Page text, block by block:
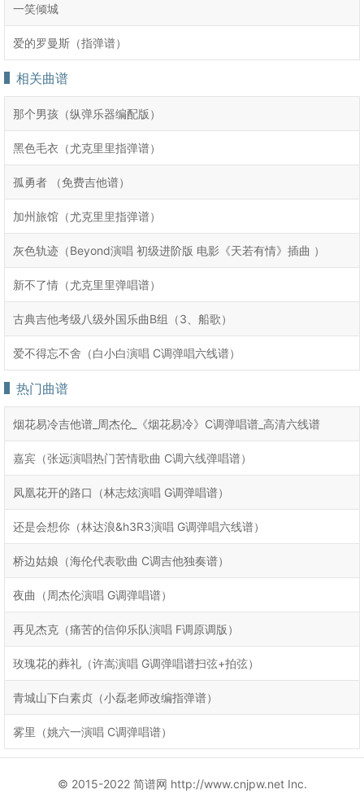
一笑倾城
爱的罗曼斯（指弹谱）
相关曲谱
那个男孩（纵弹乐器编配版）
黑色毛衣（尤克里里指弹谱）
孤勇者 （免费吉他谱）
加州旅馆（尤克里里指弹谱）
灰色轨迹（Beyond演唱 初级进阶版 电影《天若有情》插曲 ）
新不了情（尤克里里弹唱谱）
古典吉他考级八级外国乐曲B组（3、船歌）
爱不得忘不舍（白小白演唱 C调弹唱六线谱）
热门曲谱
烟花易冷吉他谱_周杰伦_《烟花易冷》C调弹唱谱_高清六线谱
嘉宾（张远演唱热门苦情歌曲 C调六线弹唱谱）
凤凰花开的路口（林志炫演唱 G调弹唱谱）
还是会想你（林达浪&h3R3演唱 G调弹唱六线谱）
桥边姑娘（海伦代表歌曲 C调吉他独奏谱）
夜曲（周杰伦演唱 G调弹唱谱）
再见杰克（痛苦的信仰乐队演唱 F调原调版）
玫瑰花的葬礼（许嵩演唱 G调弹唱谱扫弦+拍弦）
青城山下白素贞（小磊老师改编指弹谱）
雾里（姚六一演唱 C调弹唱谱）
© 2015-2022 简谱网 http://www.cnjpw.net Inc.